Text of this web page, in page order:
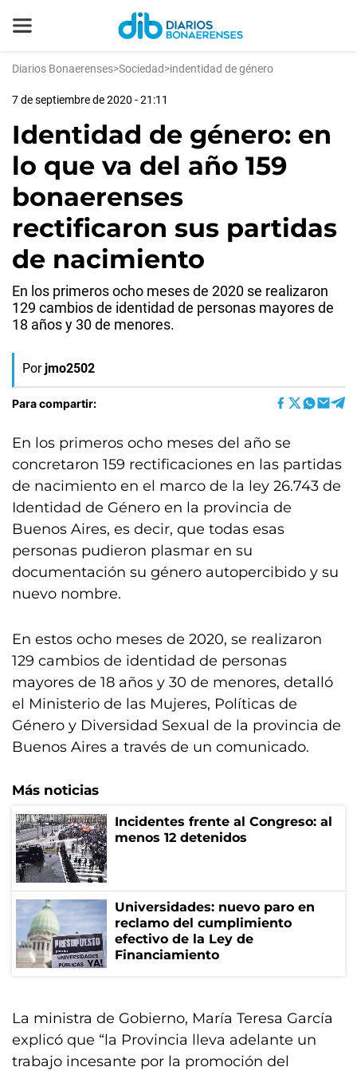
Diarios Bonaerenses>Sociedad>indentidad de género
7 de septiembre de 2020 - 21:11
Identidad de género: en
lo que va del año 159
bonaerenses
rectificaron sus partidas
de nacimiento
En los primeros ocho meses de 2020 se realizaron
129 cambios de identidad de personas mayores de
18 años y 30 de menores.
Por jmo2502
Para compartir:
En los primeros ocho meses del año se
concretaron 159 rectificaciones en las partidas
de nacimiento en el marco de la ley 26.743 de
Identidad de Género en la provincia de
Buenos Aires, es decir, que todas esas
personas pudieron plasmar en su
documentación su género autopercibido y su
nuevo nombre.
En estos ocho meses de 2020, se realizaron
129 cambios de identidad de personas
mayores de 18 años y 30 de menores, detalló
el Ministerio de las Mujeres, Políticas de
Género y Diversidad Sexual de la provincia de
Buenos Aires a través de un comunicado.
Más noticias
Incidentes frente al Congreso: al
menos 12 detenidos
Universidades: nuevo paro en
reclamo del cumplimiento
efectivo de la Ley de
Financiamiento
La ministra de Gobierno, María Teresa García
explicó que “la Provincia lleva adelante un
trabajo incesante por la promoción del